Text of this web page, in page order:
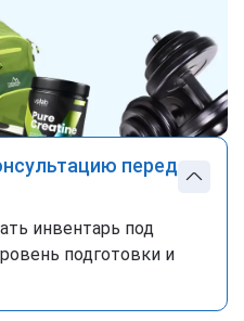
перед
инвентарь под
подготовки и